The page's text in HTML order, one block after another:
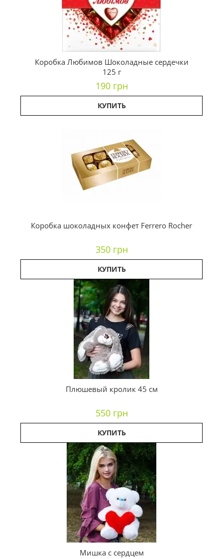
Коробка Любимов Шоколадные сердечки
125 г
190 грн
КУПИТЬ
Коробка шоколадных конфет Ferrero Rocher
350 грн
КУПИТЬ
Плюшевый кролик 45 см
550 грн
КУПИТЬ
Мишка с сердцем